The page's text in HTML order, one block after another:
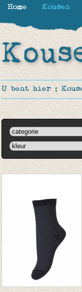
U bent hier :
Home Kousen